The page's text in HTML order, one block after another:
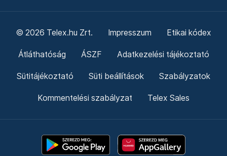
© 2026 Telex.hu Zrt. Impresszum Etikai kódex
Átláthatóság ÁSZF Adatkezelési tájékoztató
Sütitájékoztató Süti beállítások Szabályzatok
Kommentelési szabályzat Telex Sales